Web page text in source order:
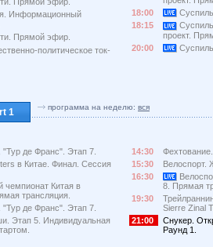
Информационный
Прямой эфир.
политическое ток-
18:00
18:15
проект.
20:00
1 программа на неделю: вся
де Франс". Этап 7.
в Китае. Финал. Сессия
чемпионат Китая в
трансляция.
де Франс". Этап 7.
Этап 5. Индивидуальная
14:30
15:30
Велоспорт.
16:30
8. Прямая
19:30
Sierre Zinal
21:00
Снукер.
Раунд 1.